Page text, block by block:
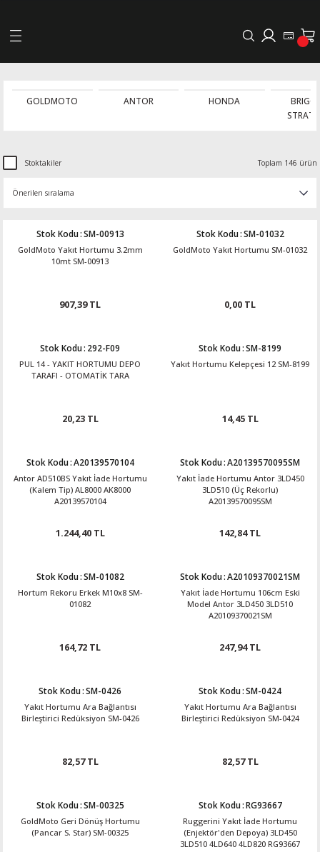
KASNAKLI ALTERNATÖRLER - 1500
GOLDMOTO ANTOR HONDA
Stoktakiler Toplam 146 ürün
Stok Kodu:SM-00913
GoldMoto Yakıt Hortumu 3.2mm
10mt SM-00913
907,39 TL
Stok Kodu:SM-01032
GoldMoto Yakıt Hortumu SM-01032
0,00 TL
Stok Kodu: 292-F09
PUL 14 - YAKIT HORTUMU DEPO
TARAFI - OTOMATİK TARA
20,23 TL
Stok Kodu:SM-8199
Yakıt Hortumu Kelepçesi 12 SM-8199
14,45 TL
Stok Kodu:A20139570104
Antor AD510BS Yakıt İade Hortumu
(Kalem Tip) AL8000 AK8000
A20139570104
1.244,40 TL
Stok Kodu:A20139570095SM
Yakıt İade Hortumu Antor 3LD450
3LD510 (Üç Rekorlu)
A20139570095SM
142,84 TL
Stok Kodu:SM-01082
Hortum Rekoru Erkek M10x8 SM-
01082
164,72 TL
Stok Kodu:A20109370021SM
Yakıt İade Hortumu 106cm Eski
Model Antor 3LD450 3LD510
A20109370021SM
247,94 TL
Stok Kodu:SM-0426
Yakıt Hortumu Ara Bağlantısı
Birleştirici Redüksiyon SM-0426
82,57 TL
Stok Kodu:SM-0424
Yakıt Hortumu Ara Bağlantısı
Birleştirici Redüksiyon SM-0424
82,57 TL
Stok Kodu:SM-00325
GoldMoto Geri Dönüş Hortumu
(Pancar S. Star) SM-00325
Stok Kodu:RG93667
Ruggerini Yakıt İade Hortumu
(Enjektör'den Depoya) 3LD450
3LD510 4LD640 4LD820 RG93667